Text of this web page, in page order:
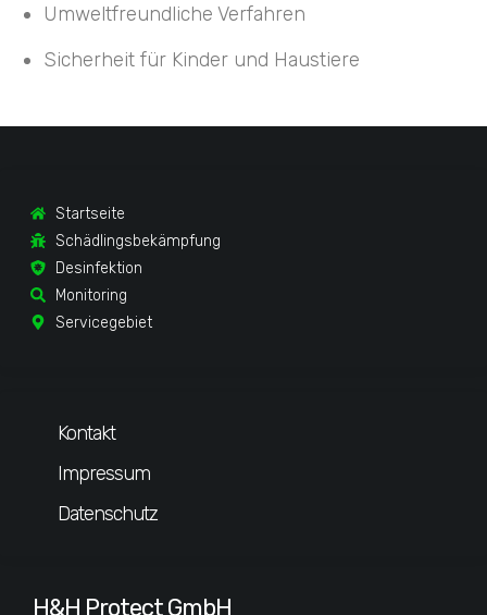
Umweltfreundliche Verfahren
Sicherheit für Kinder und Haustiere
H&H Protect GmbH
Kontakt
Impressum
Datenschutz
Startseite
Schädlingsbekämpfung
Desinfektion
Monitoring
Servicegebiet